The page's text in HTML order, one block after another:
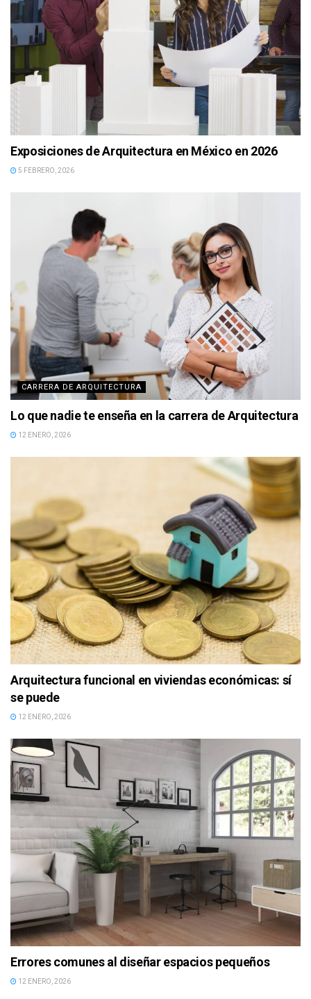
Exposiciones de Arquitectura en México en 2026
5 FEBRERO, 2026
CARRERA DE ARQUITECTURA
Lo que nadie te enseña en la carrera de Arquitectura
12 ENERO, 2026
Arquitectura funcional en viviendas económicas: sí
se puede
12 ENERO, 2026
Errores comunes al diseñar espacios pequeños
12 ENERO, 2026